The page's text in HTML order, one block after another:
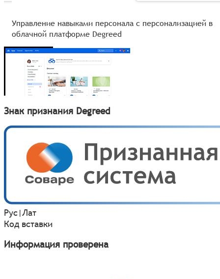
Управление навыками персонала с персонализацией в
облачной платформе Degreed
Знак признания Degreed
Рус|Лат
Код вставки
Информация проверена